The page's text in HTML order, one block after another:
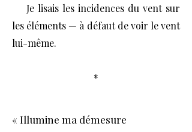
Je lisais les incidences du vent sur
les éléments — à défaut de voir le vent
lui-même.
*
« Illumine ma démesure